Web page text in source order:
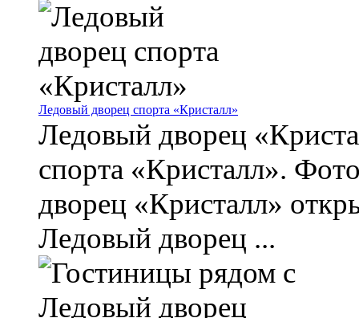
Ледовый дворец спорта «Кристалл»
Ледовый дворец
спорта «Кристалл».
дворец «Кристалл»
Ледовый дворец ...